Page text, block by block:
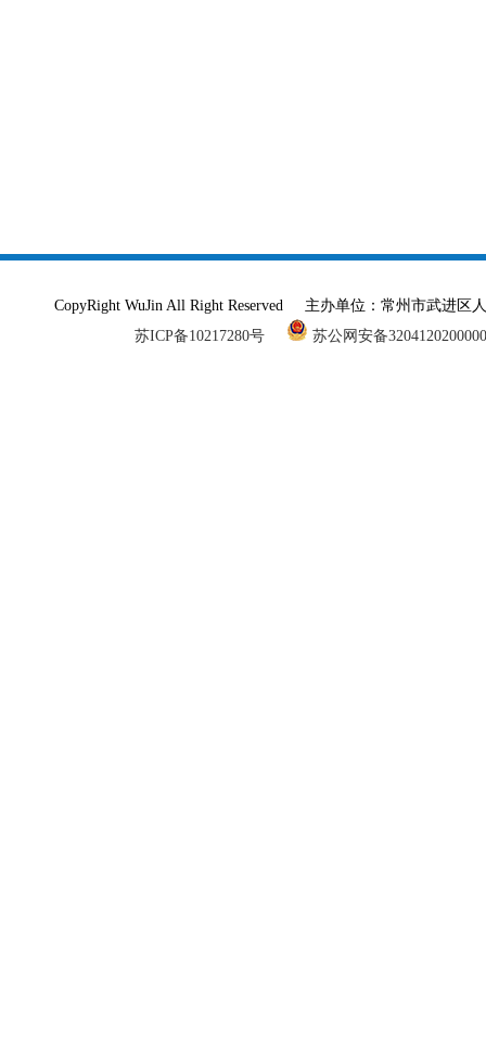
CopyRight WuJin All Right Reserved 主办单位：常州市武进
苏ICP备10217280号
苏公网安备